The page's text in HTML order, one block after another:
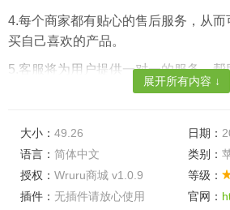
4.每个商家都有贴心的售后服务，从
买自己喜欢的产品。
5.客服将为用户提供一对一的服务，
品，获得满意的购物体验。
在后台显示并提供给所有人。
软件功能
展开所有内容 ↓
大小： 49.26 日期：
语言： 简体中文 类别：
授权： Wruru商城 v1.0.9
等级：
插件： 无插件请放心使用 官网：